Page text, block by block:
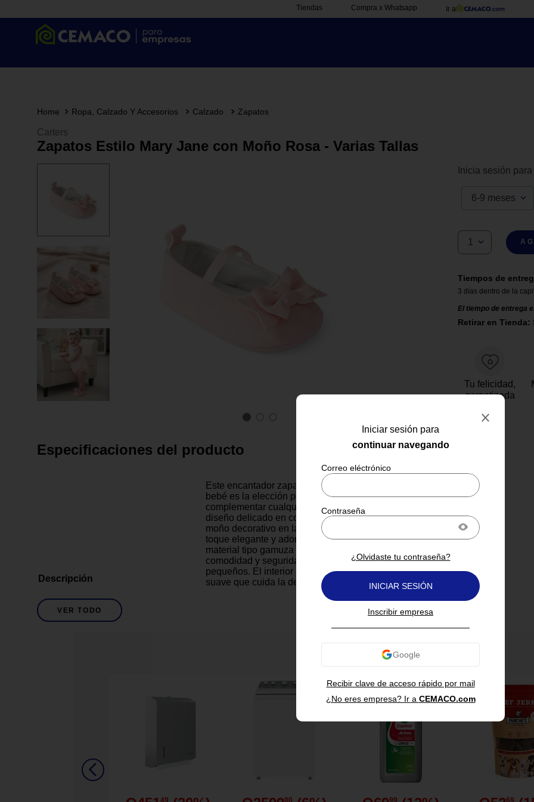
Tiendas Compra x Whatsapp Ir a
Iniciar sesión para
continuar navegando
Recibir clave de acceso rápido por mail
¿Olvidaste tu contraseña?
INICIAR SESIÓN
Inscribir empresa
¿No eres empresa? Ir a CEMACO.com
Ropa, Calzado Y Accesorios Calzado Zapatos
Carters
Zapatos Estilo Mary Jane con Moño Rosa - Varias Tallas
Inicia sesión
6-9 meses
1
Tiempos de
3 días dentro de la
El tiempo de entrega
Retirar en Tienda:
Tu felicidad,
garantizada
Especificaciones del producto
Descripción
Este encantador zapato tipo Mary Jane para
bebé es la elección perfecta para
complementar cualquier atuendo especial. Su
diseño delicado en color rosa pastel con un
moño decorativo en la parte frontal aporta un
toque elegante y adorable. Fabricado con
material tipo gamuza suave, garantiza
comodidad y seguridad para los pies más
pequeños. El interior está forrado en tela
suave que cuida la delicada piel del bebé,
mientras que la suela flexible permite libertad
de movimiento y estabilidad. Además, cuenta
con una banda elástica en la parte superior
momento. Un zapato diseñado con amor y
Descripción De Talla
VER TODO
También te puede interesar
49 00 99 69